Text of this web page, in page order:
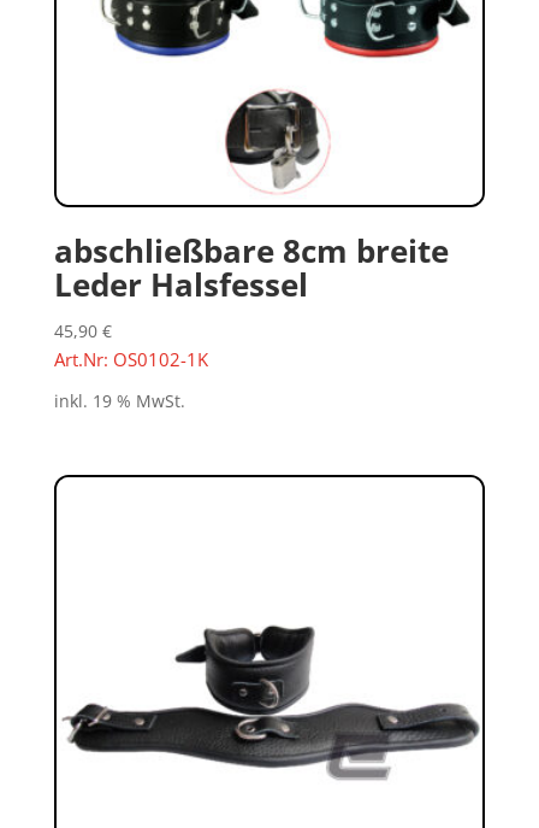
abschließbare 8cm breite
Leder Halsfessel
45,90 €
Art.Nr: OS0102-1K
inkl. 19 % MwSt.